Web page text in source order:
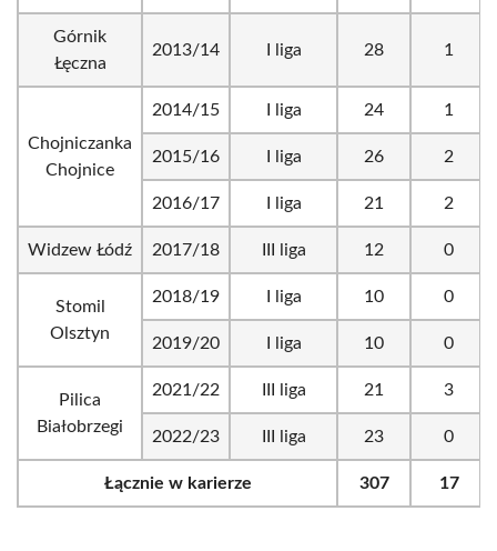
Górnik
Łęczna
2013/14 I liga 28 1
Chojniczanka
Chojnice
2014/15 I liga 24 1
2015/16 I liga 26 2
2016/17 I liga 21 2
Widzew Łódź 2017/18 III liga 12 0
Stomil
Olsztyn
2018/19 I liga 10 0
2019/20 I liga 10 0
Pilica
Białobrzegi
2021/22 III liga 21 3
2022/23 III liga 23 0
Łącznie w karierze 307 17